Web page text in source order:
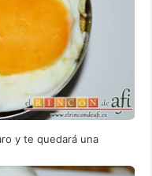
y te quedará una